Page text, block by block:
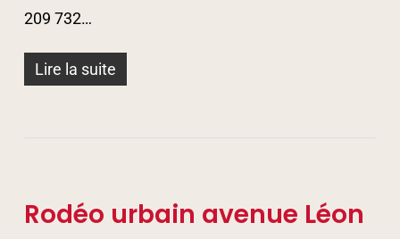
209 732…
Lire la suite
Rodéo urbain avenue Léon